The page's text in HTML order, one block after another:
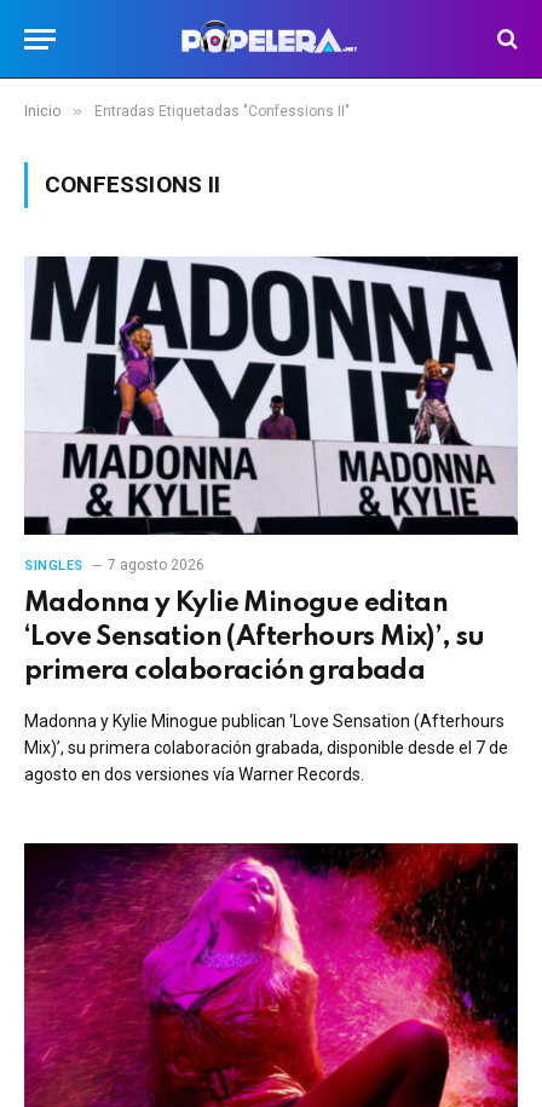
Inicio » Entradas Etiquetadas "Confessions II"
CONFESSIONS II
SINGLES 7 agosto 2026
Madonna y Kylie Minogue editan
‘Love Sensation (Afterhours Mix)’, su
primera colaboración grabada
Madonna y Kylie Minogue publican ‘Love Sensation (Afterhours
Mix)’, su primera colaboración grabada, disponible desde el 7 de
agosto en dos versiones vía Warner Records.